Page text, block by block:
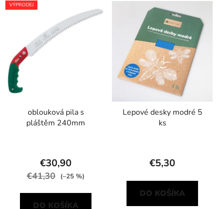
VÝPRODEJ
oblouková pila s
pláštěm 240mm
€30,90
€41,30 (–25 %)
DO KOŠÍKA
Lepové desky modré 5
ks
€5,30
DO KOŠÍKA